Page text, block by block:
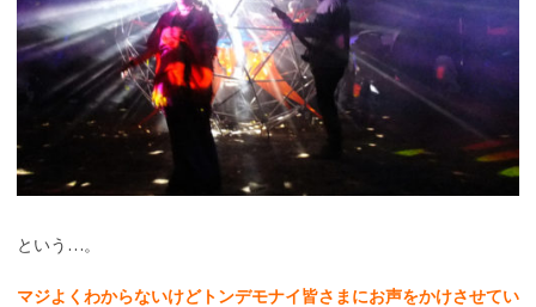
という…。
マジよくわからないけどトンデモナイ皆さまにお声をかけさせてい